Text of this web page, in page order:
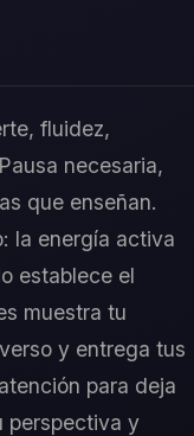
fluidez,
necesaria,
que enseñan.
la energía activa
establece el
muestra tu
y entrega tus
para deja
perspectiva y